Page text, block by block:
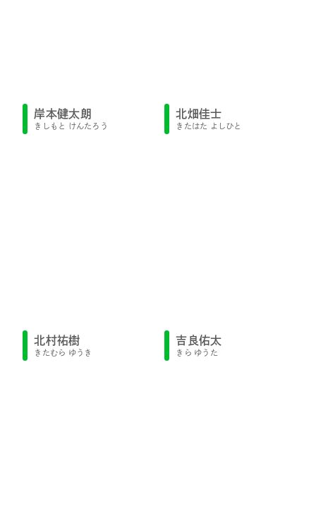
岸本健太朗
きしもと けんたろう
北畑佳士
きたはた よしひと
北村祐樹
きたむら ゆうき
吉良佑太
きら ゆうた